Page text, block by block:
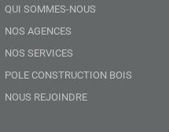
QUI SOMMES-NOUS
NOS AGENCES
NOS SERVICES
POLE CONSTRUCTION BOIS
NOUS REJOINDRE